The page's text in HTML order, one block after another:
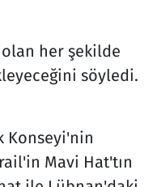
her şekilde
söyledi.
Konseyi'nin
Mavi Hat'tın